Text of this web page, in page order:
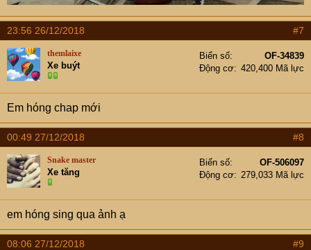
23:56 26/12/2018 #7
themlaixe
Xe buýt
Biển số
OF-34839
Động cơ
420,400 Mã lực
Em hóng chap mới
00:49 27/12/2018 #8
Snake master
Xe tăng
Biển số
OF-506097
Động cơ
279,033 Mã lực
em hóng sing qua ảnh ạ
08:06 27/12/2018 #9